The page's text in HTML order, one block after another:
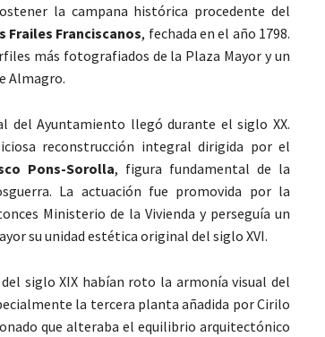
la campana histórica procedente del
Frailes Franciscanos, fechada en el año 1798.
más fotografiados de la Plaza Mayor y un
Almagro.
del Ayuntamiento llegó durante el siglo XX.
reconstrucción integral dirigida por el
Pons-Sorolla, figura fundamental de la
La actuación fue promovida por la
Ministerio de la Vivienda y perseguía un
su unidad estética original del siglo XVI.
siglo XIX habían roto la armonía visual del
la tercera planta añadida por Cirilo
que alteraba el equilibrio arquitectónico